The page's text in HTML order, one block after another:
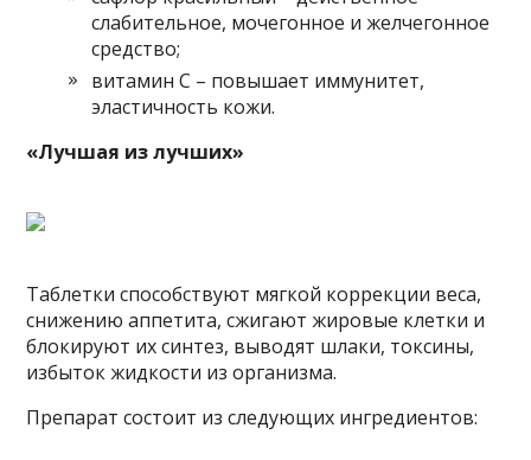
слабительное, мочегонное и желчегонное
средство;
витамин С – повышает иммунитет,
эластичность кожи.
«Лучшая из лучших»
Таблетки способствуют мягкой коррекции веса,
снижению аппетита, сжигают жировые клетки и
блокируют их синтез, выводят шлаки, токсины,
избыток жидкости из организма.
Препарат состоит из следующих ингредиентов: